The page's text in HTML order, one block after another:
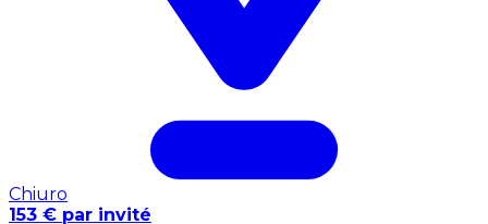
Chiuro
153 € par invité